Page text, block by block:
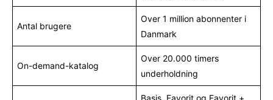
Antal brugere
Over 1 million abonnenter i
Danmark
On-demand-katalog
Over 20.000 timers
underholdning
Basis, Favorit og Favorit +